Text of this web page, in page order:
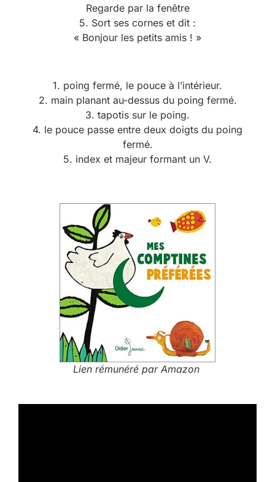
Regarde par la fenêtre
5. Sort ses cornes et dit :
« Bonjour les petits amis ! »
1. poing fermé, le pouce à l’intérieur.
2. main planant au-dessus du poing fermé.
3. tapotis sur le poing.
4. le pouce passe entre deux doigts du poing
fermé.
5. index et majeur formant un V.
Lien rémunéré par Amazon